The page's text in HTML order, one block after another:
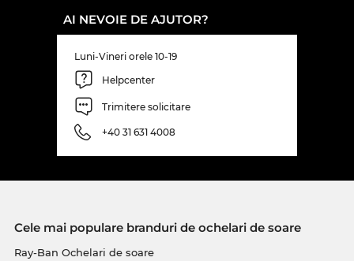
AI NEVOIE DE AJUTOR?
Luni-Vineri orele 10-19
Helpcenter
Trimitere solicitare
+40 31 631 4008
Cele mai populare branduri de ochelari de soare
Ray-Ban Ochelari de soare